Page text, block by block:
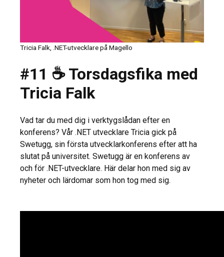
Tricia Falk, .NET-utvecklare på Magello
#11 ☕ Torsdagsfika med
Tricia Falk
Vad tar du med dig i verktygslådan efter en
konferens? Vår .NET utvecklare Tricia gick på
Swetugg, sin första utvecklarkonferens efter att ha
slutat på universitet. Swetugg är en konferens av
och för .NET-utvecklare. Här delar hon med sig av
nyheter och lärdomar som hon tog med sig.